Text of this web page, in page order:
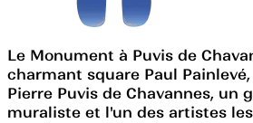
Le Monument à Puvis de
charmant square Paul
Pierre Puvis de Chavannes, un
muraliste et l'un des artistes